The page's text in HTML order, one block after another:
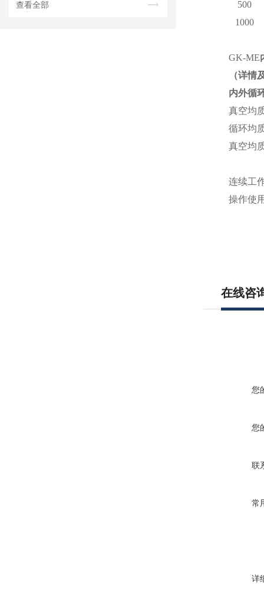
查看全部
500
1000
GK-ME
（详情
内外循
真空均
循环均
真空均
连续工
操作使
在线咨
您
您
联
常
详